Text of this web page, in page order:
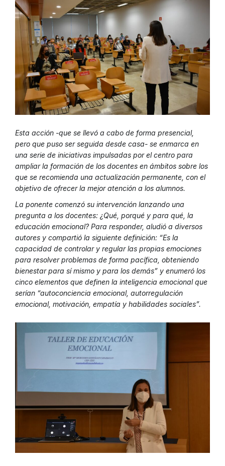
Esta acción -que se llevó a cabo de forma presencial,
pero que puso ser seguida desde casa- se enmarca en
una serie de iniciativas impulsadas por el centro para
ampliar la formación de los docentes en ámbitos sobre los
que se recomienda una actualización permanente, con el
objetivo de ofrecer la mejor atención a los alumnos.
La ponente comenzó su intervención lanzando una
pregunta a los docentes: ¿Qué, porqué y para qué, la
educación emocional? Para responder, aludió a diversos
autores y compartió la siguiente definición: “Es la
capacidad de controlar y regular las propias emociones
para resolver problemas de forma pacífica, obteniendo
bienestar para sí mismo y para los demás” y enumeró los
cinco elementos que definen la inteligencia emocional que
serían “autoconciencia emocional, autorregulación
emocional, motivación, empatía y habilidades sociales”.